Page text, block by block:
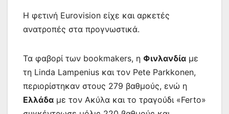
Η φετινή Eurovision είχε και αρκετές
ανατροπές στα προγνωστικά.
Τα φαβορί των bookmakers, η Φινλανδία με
τη Linda Lampenius και τον Pete Parkkonen,
περιορίστηκαν στους 279 βαθμούς, ενώ η
Ελλάδα με τον Ακύλα και το τραγούδι «Ferto»